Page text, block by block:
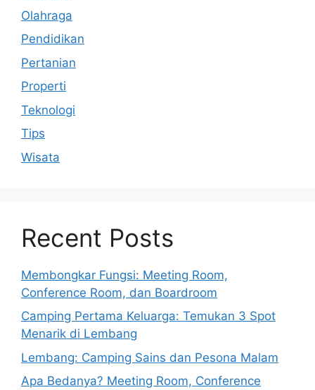
Olahraga
Pendidikan
Pertanian
Properti
Teknologi
Tips
Wisata
Recent Posts
Membongkar Fungsi: Meeting Room,
Conference Room, dan Boardroom
Camping Pertama Keluarga: Temukan 3 Spot
Menarik di Lembang
Lembang: Camping Sains dan Pesona Malam
Apa Bedanya? Meeting Room, Conference